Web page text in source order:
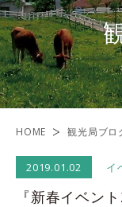
HOME 観光局ブロ
2019.01.02 イ
『新春イベン